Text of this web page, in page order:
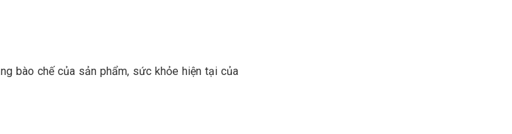
bào chế của sản phẩm, sức khỏe hiện tại của